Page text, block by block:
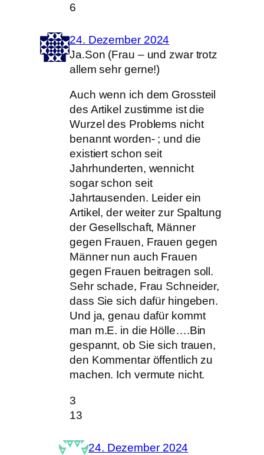
6
24. Dezember 2024
Ja.Son (Frau – und zwar trotz
allem sehr gerne!)
Auch wenn ich dem Grossteil
des Artikel zustimme ist die
Wurzel des Problems nicht
benannt worden- ; und die
existiert schon seit
Jahrhunderten, wennicht
sogar schon seit
Jahrtausenden. Leider ein
Artikel, der weiter zur Spaltung
der Gesellschaft, Männer
gegen Frauen, Frauen gegen
Männer nun auch Frauen
gegen Frauen beitragen soll.
Sehr schade, Frau Schneider,
dass Sie sich dafür hingeben.
Und ja, genau dafür kommt
man m.E. in die Hölle….Bin
gespannt, ob Sie sich trauen,
den Kommentar öffentlich zu
machen. Ich vermute nicht.
3
13
24. Dezember 2024